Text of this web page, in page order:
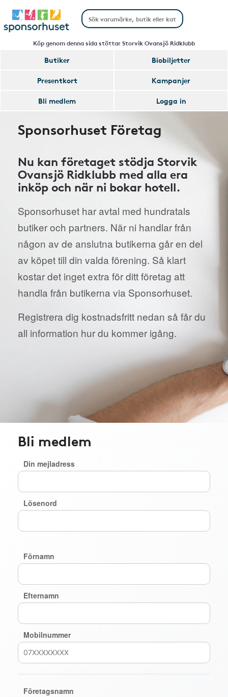
Köp genom denna sida stöttar Storvik Ovansjö Ridklubb
Butiker
Biobiljetter
Presentkort
Kampanjer
Bli medlem
Logga in
Sponsorhuset Företag
Nu kan företaget stödja Storvik
Ovansjö Ridklubb med alla era
inköp och när ni bokar hotell.
Sponsorhuset har avtal med hundratals
butiker och partners. När ni handlar från
någon av de anslutna butikerna går en del
av köpet till din valda förening. Så klart
kostar det inget extra för ditt företag att
handla från butikerna via Sponsorhuset.
Registrera dig kostnadsfritt nedan så får du
all information hur du kommer igång.
Bli medlem
Din mejladress
Lösenord
Förnamn
Efternamn
Mobilnummer
Företagsnamn